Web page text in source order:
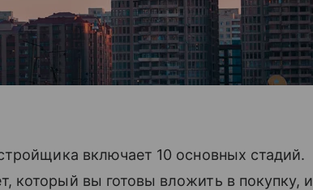
включает 10 основных стадий.
который вы готовы вложить в покупку, и